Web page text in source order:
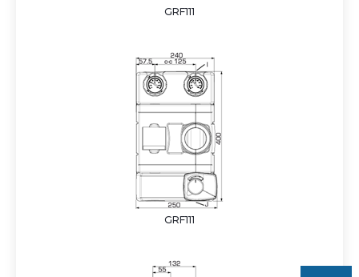
GRF111
GRF111